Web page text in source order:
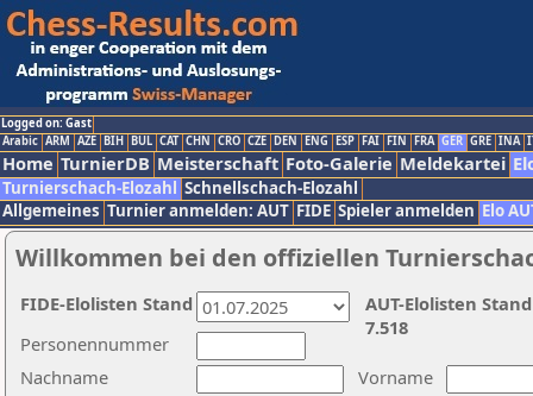
Logged on: Gast
Arabic ARM AZE BIH BUL CAT CHN CRO CZE DEN ENG ESP FAI FIN FRA GER GRE INA
Home TurnierDB Meisterschaft Foto-Galerie Meldekartei
Turnierschach-Elozahl Schnellschach-Elozahl
Allgemeines Turnier anmelden: AUT FIDE Spieler anmelden Elo
Willkommen bei den offiziellen
Nachname
Vorname
Personennummer
AUT-Elolisten
7.518
FIDE-Elolisten Stand